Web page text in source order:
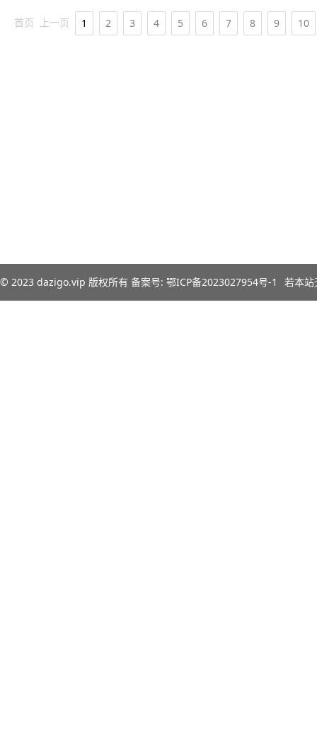
首页 上一页 1 2 3 4 5 6 7 8 9 10
© 2023 dazigo.vip 版权所有 备案号: 鄂ICP备2023027954号-1 若本